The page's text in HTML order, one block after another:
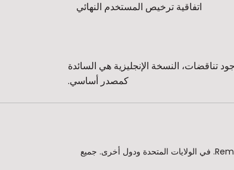
اتفاقية ترخيص المستخدم النهائي
تناقضات، النسخة الإنجليزية هي السائدة
كمصدر أساسي.
© 2010 - 2026 Remote Utilities وشعار Remote Utilities هما إما علامات تجارية مسجلة أو علامات تجارية لشركة Remote Utilities Pte. Ltd. في الولايات المتحدة ودول أخرى. جميع